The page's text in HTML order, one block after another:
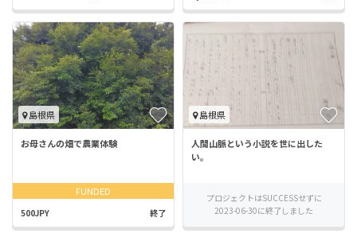
島根県
お母さんの畑で農業体験
FUNDED
500JPY 終了
島根県
人間山脈という小説を世に出した
い。
プロジェクトはSUCCESSせずに
2023-06-30に終了しました